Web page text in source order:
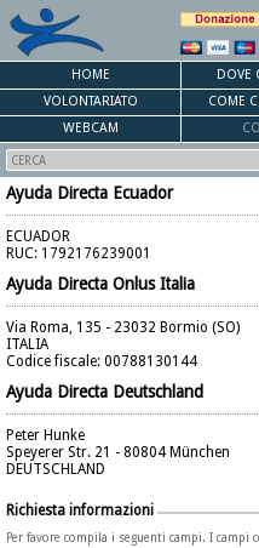
HOME DOVE
VOLONTARIATO
COME
WEBCAM
Ayuda Directa Ecuador
ECUADOR
RUC: 1792176239001
Ayuda Directa Onlus Italia
Via Roma, 135 - 23032 Bormio (SO)
ITALIA
Codice fiscale: 00788130144
Ayuda Directa Deutschland
Peter Hunke
Speyerer Str. 21 - 80804 München
DEUTSCHLAND
Richiesta informazioni
Per favore compila i seguenti campi. I